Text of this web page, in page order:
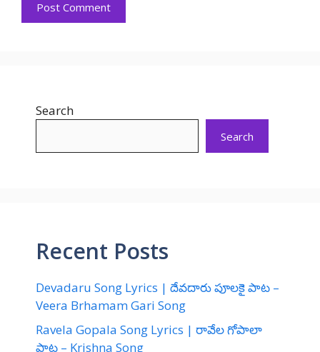
Search
Search
Recent Posts
Devadaru Song Lyrics | దేవదారు పూలకై పాట –
Veera Brhamam Gari Song
Ravela Gopala Song Lyrics | రావేల గోపాలా
పాట – Krishna Song